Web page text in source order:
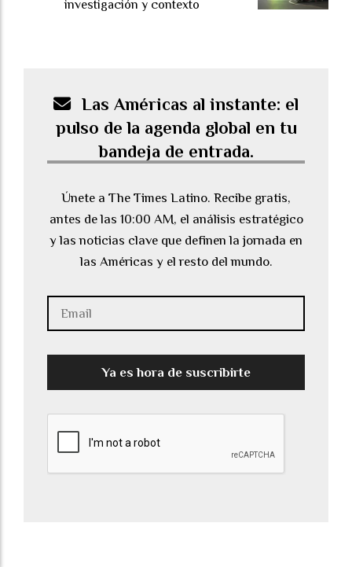
investigación y contexto
Las Américas al instante: el
pulso de la agenda global en tu
bandeja de entrada.
Únete a The Times Latino. Recibe gratis,
antes de las 10:00 AM, el análisis estratégico
y las noticias clave que definen la jornada en
las Américas y el resto del mundo.
Ya es hora de suscribirte